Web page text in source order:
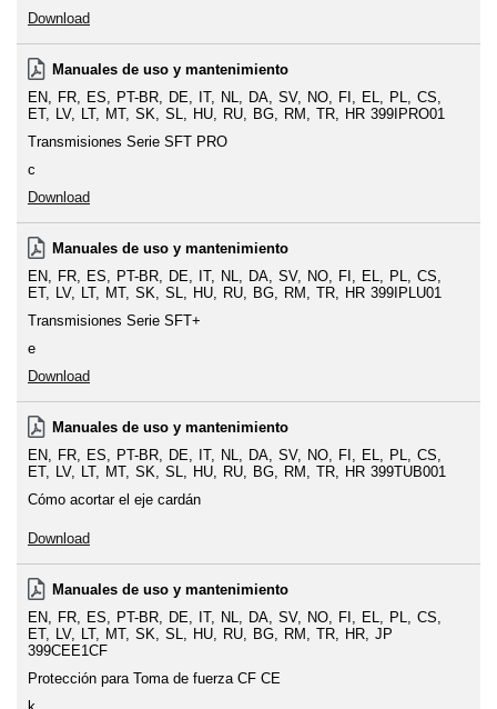
Download
Manuales de uso y mantenimiento
EN
FR ES PT-BR DE IT NL DA SV NO FI EL PL
CS
ET
LV LT MT SK SL HU RU BG RM TR HR 399IPRO01
Transmisiones Serie SFT PRO
c
Download
Manuales de uso y mantenimiento
EN
FR ES PT-BR DE IT NL DA SV NO FI EL PL
CS
ET
LV LT MT SK SL HU RU BG RM TR HR 399IPLU01
Transmisiones Serie SFT+
e
Download
Manuales de uso y mantenimiento
EN
FR ES PT-BR DE IT NL DA SV NO FI EL PL
CS
ET
LV LT MT SK SL HU RU BG RM TR HR 399TUB001
Cómo acortar el eje cardán
Download
Manuales de uso y mantenimiento
EN
FR ES PT-BR DE IT NL DA SV NO FI EL PL
CS
ET
LV LT MT SK SL HU RU BG RM TR HR JP
399CEE1CF
Protección para Toma de fuerza CF CE